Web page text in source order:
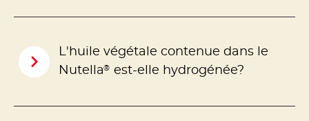
L'huile végétale contenue dans le
Nutella® est-elle hydrogénée?